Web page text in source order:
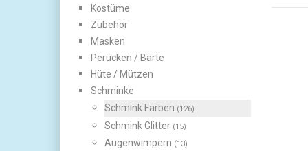
Kostüme
Zubehör
Masken
Perücken / Bärte
Hüte / Mützen
Schminke
Schmink Farben (126)
Schmink Glitter (15)
Augenwimpern (13)